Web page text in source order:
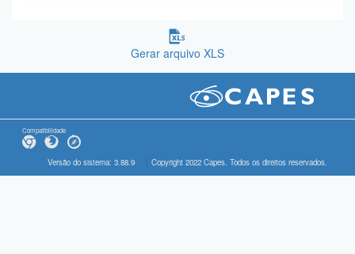
Gerar arquivo XLS
Compatibilidade
Versão do sistema: 3.88.9 Copyright 2022 Capes. Todos os direitos reservados.